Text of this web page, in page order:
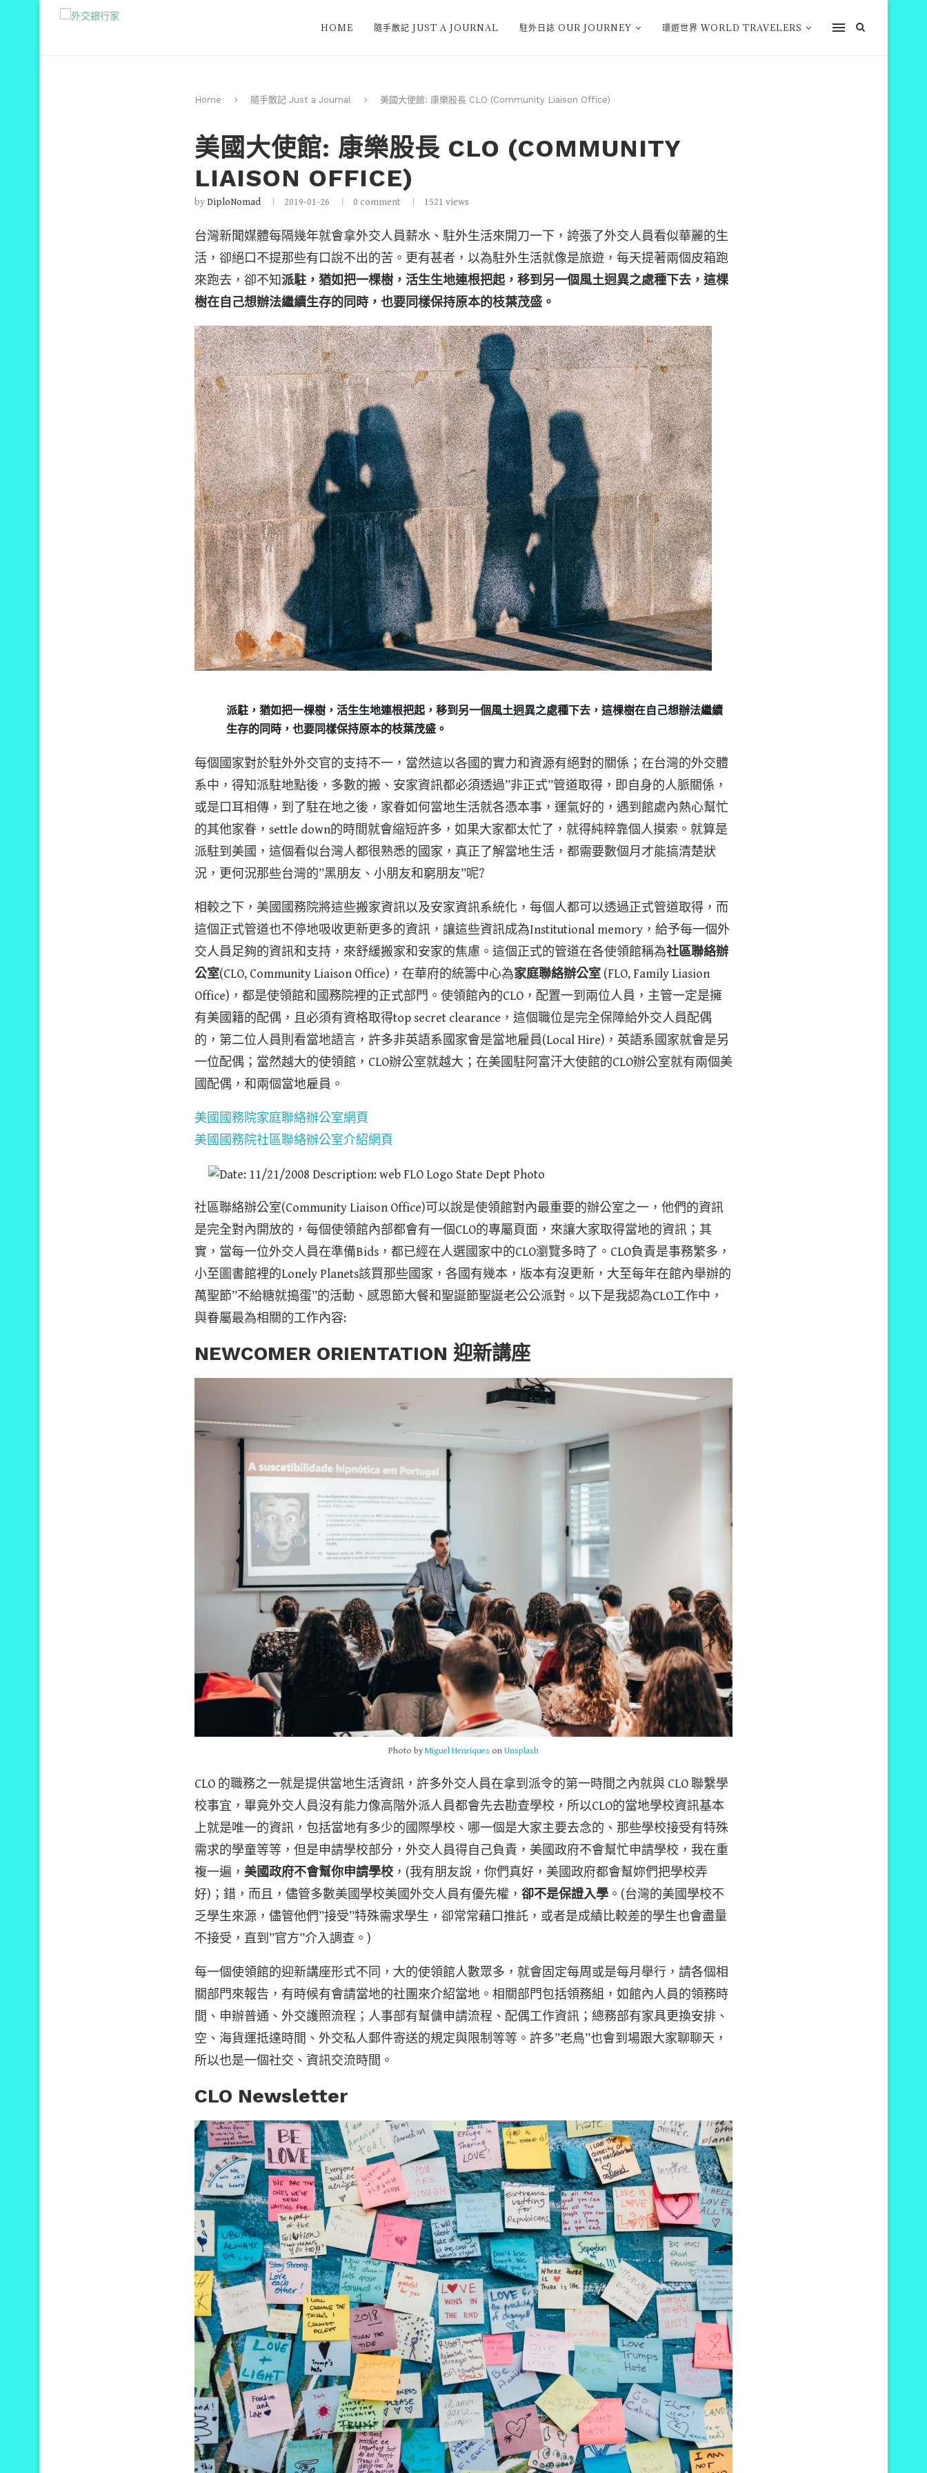
HOME 隨手散記 JUST A JOURNAL 駐外日誌 OUR JOURNEY 環遊世界 WORLD TRAVELERS
Home 隨手散記 Just a Journal 美國大使館: 康樂股長 CLO (Community Liaison Office)
美國大使館: 康樂股長 CLO (COMMUNITY
LIAISON OFFICE)
byDiploNomad 2019-01-26 0 comment 1521 views
台灣新聞媒體每隔幾年就會拿外交人員薪水、駐外生活來開刀一下，誇張了外交人員看似華麗的生
活，卻絕口不提那些有口說不出的苦。更有甚者，以為駐外生活就像是旅遊，每天提著兩個皮箱跑
來跑去，卻不知派駐，猶如把一棵樹，活生生地連根把起，移到另一個風土迥異之處種下去，這棵
樹在自己想辦法繼續生存的同時，也要同樣保持原本的枝葉茂盛。
派駐，猶如把一棵樹，活生生地連根把起，移到另一個風土迥異之處種下去，這棵樹在自己想辦法繼續
生存的同時，也要同樣保持原本的枝葉茂盛。
每個國家對於駐外外交官的支持不一，當然這以各國的實力和資源有絕對的關係；在台灣的外交體
系中，得知派駐地點後，多數的搬、安家資訊都必須透過”非正式”管道取得，即自身的人脈關係，
或是口耳相傳，到了駐在地之後，家眷如何當地生活就各憑本事，運氣好的，遇到館處內熱心幫忙
的其他家眷，settle down的時間就會縮短許多，如果大家都太忙了，就得純粹靠個人摸索。就算是
派駐到美國，這個看似台灣人都很熟悉的國家，真正了解當地生活，都需要數個月才能搞清楚狀
況，更何況那些台灣的”黑朋友、小朋友和窮朋友”呢?
相較之下，美國國務院將這些搬家資訊以及安家資訊系統化，每個人都可以透過正式管道取得，而
這個正式管道也不停地吸收更新更多的資訊，讓這些資訊成為Institutional memory，給予每一個外
交人員足夠的資訊和支持，來舒緩搬家和安家的焦慮。這個正式的管道在各使領館稱為社區聯絡辦
公室(CLO, Community Liaison Office)，在華府的統籌中心為家庭聯絡辦公室 (FLO, Family Liasion
Office)，都是使領館和國務院裡的正式部門。使領館內的CLO，配置一到兩位人員，主管一定是擁
有美國籍的配偶，且必須有資格取得top secret clearance，這個職位是完全保障給外交人員配偶
的，第二位人員則看當地語言，許多非英語系國家會是當地雇員(Local Hire)，英語系國家就會是另
一位配偶；當然越大的使領館，CLO辦公室就越大；在美國駐阿富汗大使館的CLO辦公室就有兩個美
國配偶，和兩個當地雇員。
美國國務院家庭聯絡辦公室網頁
美國國務院社區聯絡辦公室介紹網頁
社區聯絡辦公室(Community Liaison Office)可以說是使領館對內最重要的辦公室之一，他們的資訊
是完全對內開放的，每個使領館內部都會有一個CLO的專屬頁面，來讓大家取得當地的資訊；其
實，當每一位外交人員在準備Bids，都已經在人選國家中的CLO瀏覽多時了。CLO負責是事務繁多，
小至圖書館裡的Lonely Planets該買那些國家，各國有幾本，版本有沒更新，大至每年在館內舉辦的
萬聖節”不給糖就搗蛋”的活動、感恩節大餐和聖誕節聖誕老公公派對。以下是我認為CLO工作中，
與眷屬最為相關的工作內容:
NEWCOMER ORIENTATION 迎新講座
Photo byMiguel Henriques on Unsplash
CLO 的職務之一就是提供當地生活資訊，許多外交人員在拿到派令的第一時間之內就與 CLO 聯繫學
校事宜，畢竟外交人員沒有能力像高階外派人員都會先去勘查學校，所以CLO的當地學校資訊基本
上就是唯一的資訊，包括當地有多少的國際學校、哪一個是大家主要去念的、那些學校接受有特殊
需求的學童等等，但是申請學校部分，外交人員得自己負責，美國政府不會幫忙申請學校，我在重
複一遍， 美國政府不會幫你申請學校，(我有朋友說，你們真好，美國政府都會幫妳們把學校弄
好)；錯，而且，儘管多數美國學校美國外交人員有優先權， 卻不是保證入學 。(台灣的美國學校不
乏學生來源，儘管他們”接受”特殊需求學生，卻常常藉口推託，或者是成績比較差的學生也會盡量
不接受，直到”官方”介入調查。)
每一個使領館的迎新講座形式不同，大的使領館人數眾多，就會固定每周或是每月舉行，請各個相
關部門來報告，有時候有會請當地的社團來介紹當地。相關部門包括領務組，如館內人員的領務時
間、申辦普通、外交護照流程；人事部有幫傭申請流程、配偶工作資訊；總務部有家具更換安排、
空、海貨運抵達時間、外交私人郵件寄送的規定與限制等等。許多”老鳥”也會到場跟大家聊聊天，
所以也是一個社交、資訊交流時間。
CLO Newsletter